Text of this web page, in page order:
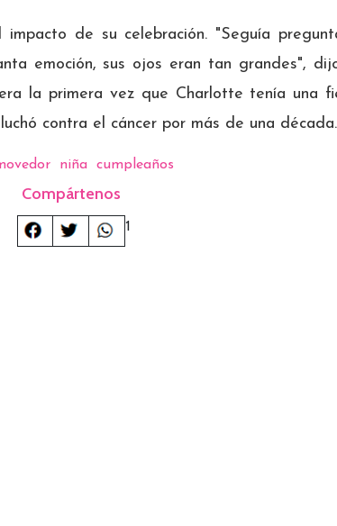
de su celebración. "Seguía
emoción, sus ojos eran tan grandes",
la primera vez que Charlotte tenía una
contra el cáncer por más de una década.
niña cumpleaños
Compártenos
1